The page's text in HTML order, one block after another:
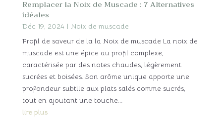
Remplacer la Noix de Muscade : 7 Alternatives
idéales
Déc 19, 2024 | Noix de muscade
Profil de saveur de la la Noix de muscade La noix de
muscade est une épice au profil complexe,
caractérisée par des notes chaudes, légèrement
sucrées et boisées. Son arôme unique apporte une
profondeur subtile aux plats salés comme sucrés,
tout en ajoutant une touche...
lire plus